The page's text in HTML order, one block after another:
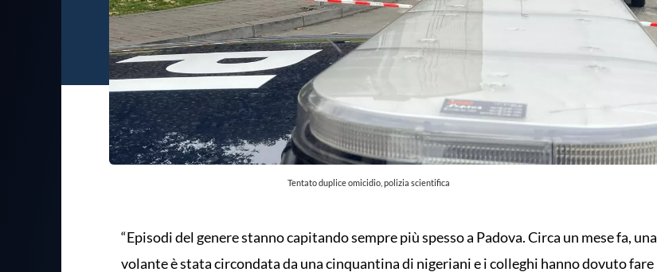
Tentato duplice omicidio, polizia scientifica
“Episodi del genere stanno capitando sempre più spesso a Padova. Circa un mese fa, una
volante è stata circondata da una cinquantina di nigeriani e i colleghi hanno dovuto fare